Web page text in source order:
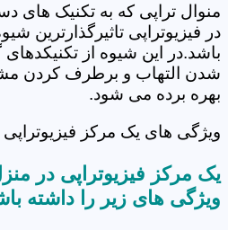
منوال تراپی که به تکنیک
در فیزیوتراپی تاثیرگذارترین
باشد.در این شیوه از تکنیکدهای
شدن التهاب و برطرف کردن
بهره برده می شود.
ویژگی های یک مرکز
یک مرکز فیزیوتراپی در
ویژگی های زیر را داشته